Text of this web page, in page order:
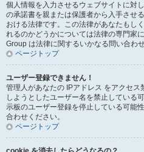
個人情報を入力させるウェブサイトに対
の承諾書を親または保護者から入手させ
おける法律です。この法律があなたもし
れるのかどうかについては法律の専門家
Group は法律に関するいかなる問い合わ
ページトップ
ユーザー登録できません！
管理人があなたの IPアドレス をアクセ
しようとしたユーザー名を禁止している
示板のユーザー登録を停止している可能
合わせください。
ページトップ